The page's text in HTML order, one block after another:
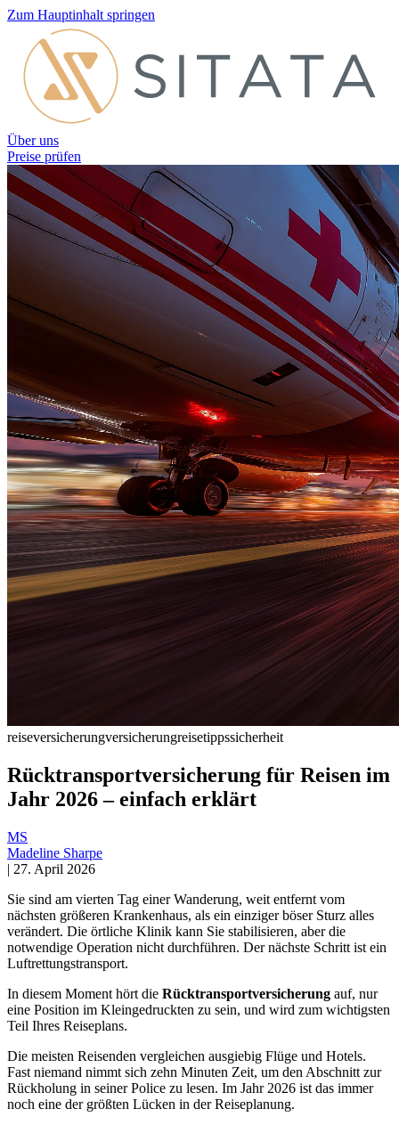
Zum Hauptinhalt springen
Über uns
Preise prüfen
reiseversicherungversicherungreisetippssicherheit
Rücktransportversicherung für Reisen im
Jahr 2026 – einfach erklärt
MS
Madeline Sharpe
| 27. April 2026
Sie sind am vierten Tag einer Wanderung, weit entfernt vom
nächsten größeren Krankenhaus, als ein einziger böser Sturz alles
verändert. Die örtliche Klinik kann Sie stabilisieren, aber die
notwendige Operation nicht durchführen. Der nächste Schritt ist ein
Luftrettungstransport.
In diesem Moment hört die Rücktransportversicherung auf, nur
eine Position im Kleingedruckten zu sein, und wird zum wichtigsten
Teil Ihres Reiseplans.
Die meisten Reisenden vergleichen ausgiebig Flüge und Hotels.
Fast niemand nimmt sich zehn Minuten Zeit, um den Abschnitt zur
Rückholung in seiner Police zu lesen. Im Jahr 2026 ist das immer
noch eine der größten Lücken in der Reiseplanung.